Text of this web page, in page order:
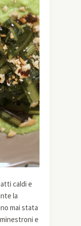
caldi e
la
mai stata
e